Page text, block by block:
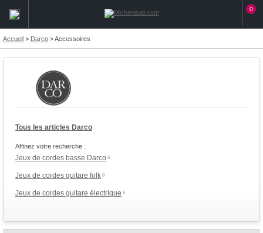
0
Accueil > Darco >Accessoires
Tous les articles Darco
Affinez votre recherche :
Jeux de cordes basse Darco 4
Jeux de cordes guitare folk 8
Jeux de cordes guitare électrique 6